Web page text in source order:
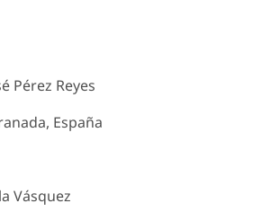
Pérez Reyes
España
Vásquez